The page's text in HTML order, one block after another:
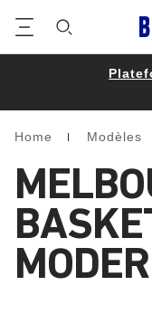
Homepage
Home Modèles